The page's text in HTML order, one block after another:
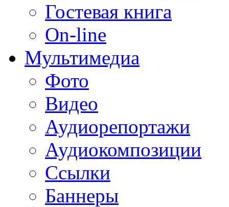
Гостевая книга
On-line
Мультимедиа
Фото
Видео
Аудиорепортажи
Аудиокомпозиции
Ссылки
Баннеры